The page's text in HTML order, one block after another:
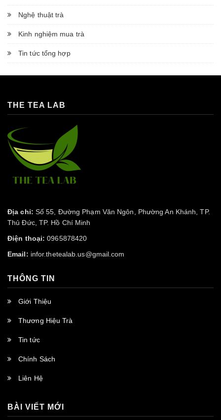
Nghệ thuật trà
Kinh nghiệm mua trà
Tin tức tổng hợp
THE TEA LAB
Địa chỉ: Số 55, Đường Phạm Văn Ngôn, Phường An Khánh, TP.
Thủ Đức, TP. Hồ Chí Minh
Điện thoại: 0965878420
Email: infor.thetealab.us@gmail.com
THÔNG TIN
Giới Thiệu
Thương Hiệu Trà
Tin tức
Chính Sách
Liên Hệ
BÀI VIẾT MỚI